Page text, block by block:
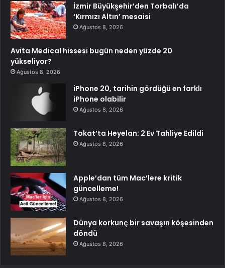
İzmir Büyükşehir’den Torbalı’da
‘Kırmızı Altın’ mesaisi
Ağustos 8, 2026
Avita Medical hissesi bugün neden yüzde 20
yükseliyor?
Ağustos 8, 2026
iPhone 20, tarihin gördüğü en farklı
iPhone olabilir
Ağustos 8, 2026
Tokat’ta Heyelan: 2 Ev Tahliye Edildi
Ağustos 8, 2026
Apple’dan tüm Mac’lere kritik
güncelleme!
Ağustos 8, 2026
Dünya korkunç bir savaşın köşesinden
döndü
Ağustos 8, 2026